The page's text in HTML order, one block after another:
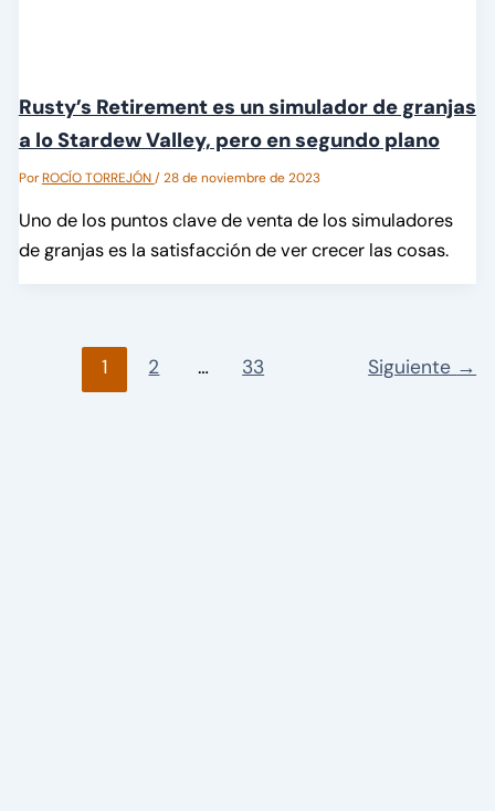
Rusty’s Retirement es un simulador de granjas
a lo Stardew Valley, pero en segundo plano
PorROCÍO TORREJÓN/28 de noviembre de 2023
Uno de los puntos clave de venta de los simuladores
de granjas es la satisfacción de ver crecer las cosas.
1 2 … 33 Siguiente →